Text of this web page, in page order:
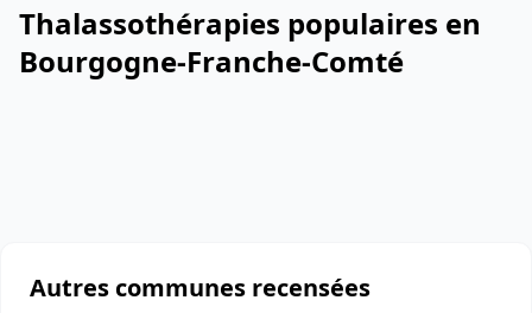
Thalassothérapies populaires en
Bourgogne-Franche-Comté
Autres communes recensées